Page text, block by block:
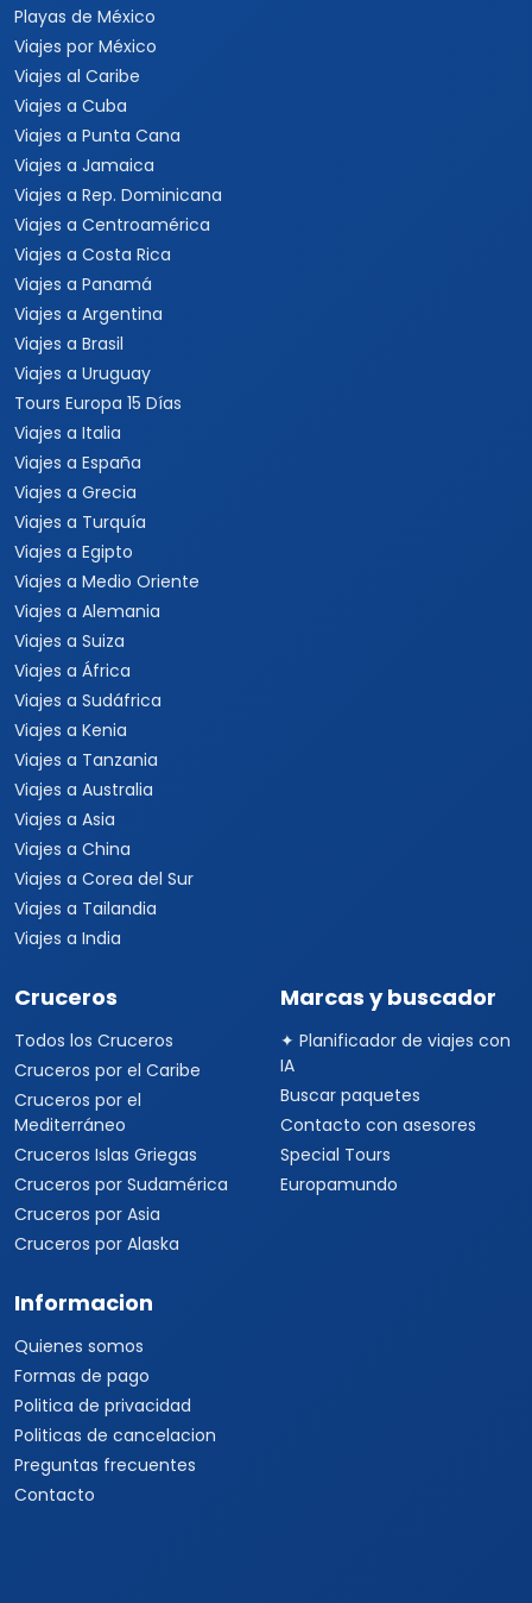
Playas de México
Viajes por México
Viajes al Caribe
Viajes a Cuba
Viajes a Punta Cana
Viajes a Jamaica
Viajes a Rep. Dominicana
Viajes a Centroamérica
Viajes a Costa Rica
Viajes a Panamá
Viajes a Argentina
Viajes a Brasil
Viajes a Uruguay
Tours Europa 15 Días
Viajes a Italia
Viajes a España
Viajes a Grecia
Viajes a Turquía
Viajes a Egipto
Viajes a Medio Oriente
Viajes a Alemania
Viajes a Suiza
Viajes a África
Viajes a Sudáfrica
Viajes a Kenia
Viajes a Tanzania
Viajes a Australia
Viajes a Asia
Viajes a China
Viajes a Corea del Sur
Viajes a Tailandia
Viajes a India
Cruceros
Todos los Cruceros
Cruceros por el Caribe
Cruceros por el
Mediterráneo
Cruceros Islas Griegas
Cruceros por Sudamérica
Cruceros por Asia
Cruceros por Alaska
Marcas y buscador
✦ Planificador de viajes con
IA
Buscar paquetes
Contacto con asesores
Special Tours
Europamundo
Informacion
Quienes somos
Formas de pago
Politica de privacidad
Politicas de cancelacion
Preguntas frecuentes
Contacto